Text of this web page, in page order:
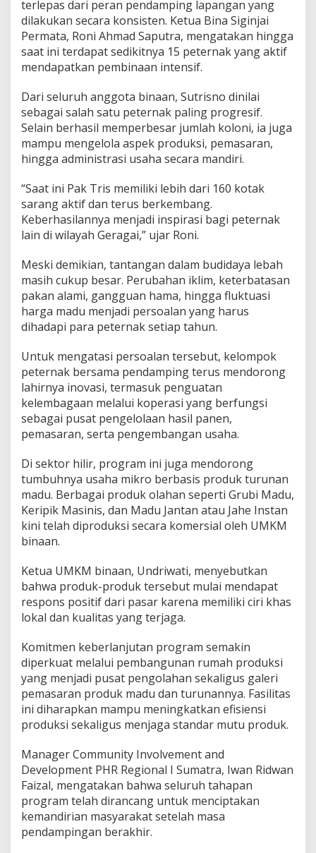
terlepas dari peran pendamping lapangan yang
dilakukan secara konsisten. Ketua Bina Siginjai
Permata, Roni Ahmad Saputra, mengatakan hingga
saat ini terdapat sedikitnya 15 peternak yang aktif
mendapatkan pembinaan intensif.
Dari seluruh anggota binaan, Sutrisno dinilai
sebagai salah satu peternak paling progresif.
Selain berhasil memperbesar jumlah koloni, ia juga
mampu mengelola aspek produksi, pemasaran,
hingga administrasi usaha secara mandiri.
“Saat ini Pak Tris memiliki lebih dari 160 kotak
sarang aktif dan terus berkembang.
Keberhasilannya menjadi inspirasi bagi peternak
lain di wilayah Geragai,” ujar Roni.
Meski demikian, tantangan dalam budidaya lebah
masih cukup besar. Perubahan iklim, keterbatasan
pakan alami, gangguan hama, hingga fluktuasi
harga madu menjadi persoalan yang harus
dihadapi para peternak setiap tahun.
Untuk mengatasi persoalan tersebut, kelompok
peternak bersama pendamping terus mendorong
lahirnya inovasi, termasuk penguatan
kelembagaan melalui koperasi yang berfungsi
sebagai pusat pengelolaan hasil panen,
pemasaran, serta pengembangan usaha.
Di sektor hilir, program ini juga mendorong
tumbuhnya usaha mikro berbasis produk turunan
madu. Berbagai produk olahan seperti Grubi Madu,
Keripik Masinis, dan Madu Jantan atau Jahe Instan
kini telah diproduksi secara komersial oleh UMKM
binaan.
Ketua UMKM binaan, Undriwati, menyebutkan
bahwa produk-produk tersebut mulai mendapat
respons positif dari pasar karena memiliki ciri khas
lokal dan kualitas yang terjaga.
Komitmen keberlanjutan program semakin
diperkuat melalui pembangunan rumah produksi
yang menjadi pusat pengolahan sekaligus galeri
pemasaran produk madu dan turunannya. Fasilitas
ini diharapkan mampu meningkatkan efisiensi
produksi sekaligus menjaga standar mutu produk.
Manager Community Involvement and
Development PHR Regional I Sumatra, Iwan Ridwan
Faizal, mengatakan bahwa seluruh tahapan
program telah dirancang untuk menciptakan
kemandirian masyarakat setelah masa
pendampingan berakhir.